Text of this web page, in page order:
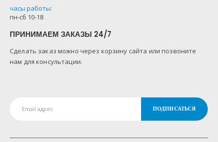
часы работы:
пн-сб 10-18
ПРИНИМАЕМ ЗАКАЗЫ 24/7
Сделать заказ можно через корзину сайта или позвоните
нам для консультации.